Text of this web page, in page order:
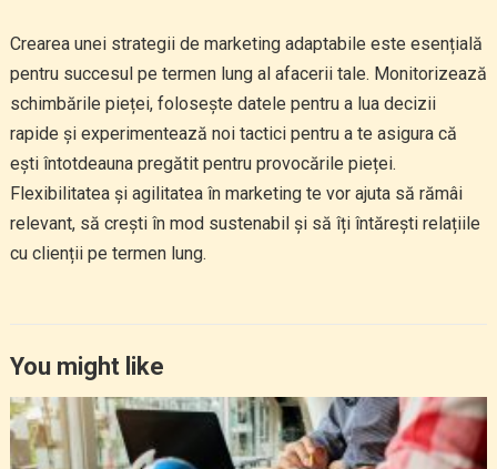
Crearea unei strategii de marketing adaptabile este esențială
pentru succesul pe termen lung al afacerii tale. Monitorizează
schimbările pieței, folosește datele pentru a lua decizii
rapide și experimentează noi tactici pentru a te asigura că
ești întotdeauna pregătit pentru provocările pieței.
Flexibilitatea și agilitatea în marketing te vor ajuta să rămâi
relevant, să crești în mod sustenabil și să îți întărești relațiile
cu clienții pe termen lung.
You might like